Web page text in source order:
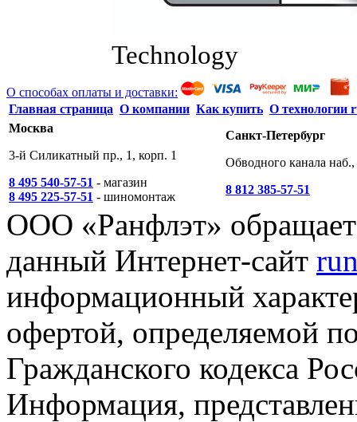
Technology
О способах оплаты и доставки:
Главная страница О компании Как купить О технологии
Москва
3-й Силикатный пр., 1, корп. 1
8 495 540-57-51 - магазин
8 495 225-57-51 - шиномонтаж
Санкт-Петербург
Обводного канала
8 812 385-57-51
ООО «Ранфлэт»
данный Интернет-сайт
информационный
офертой, определяемой
Гражданского кодекса
Информация,